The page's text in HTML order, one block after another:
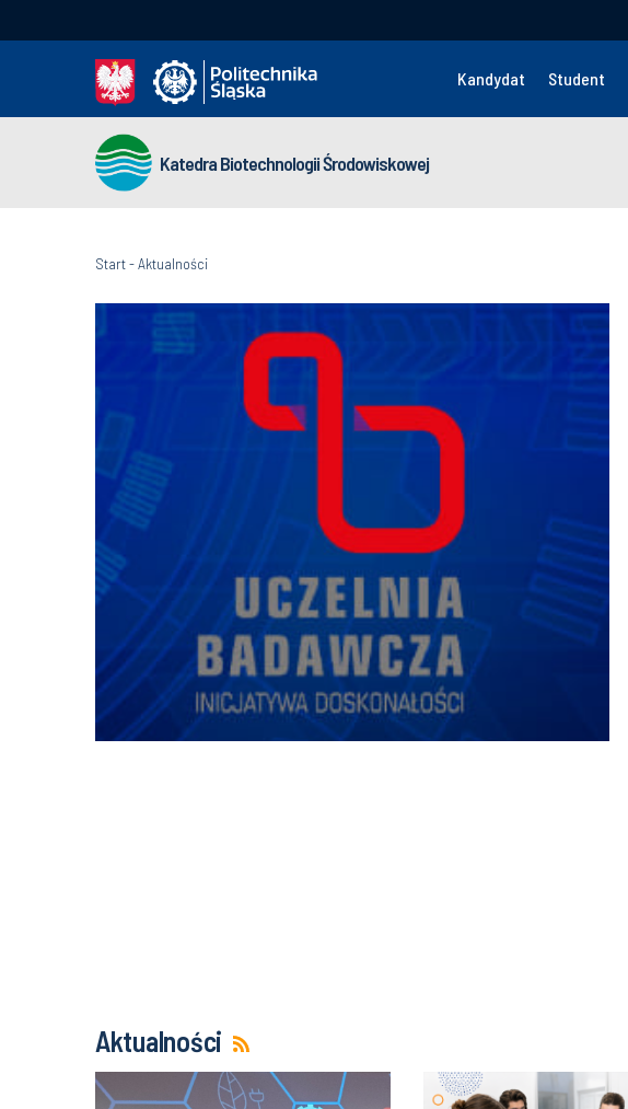
Kandydat Student
Katedra Biotechnologii Środowiskowej
Start-Aktualności
Aktualności